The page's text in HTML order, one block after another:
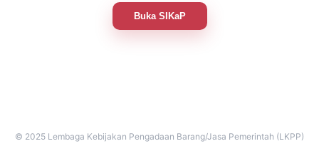
Buka SIKaP
© 2025 Lembaga Kebijakan Pengadaan Barang/Jasa Pemerintah (LKPP)